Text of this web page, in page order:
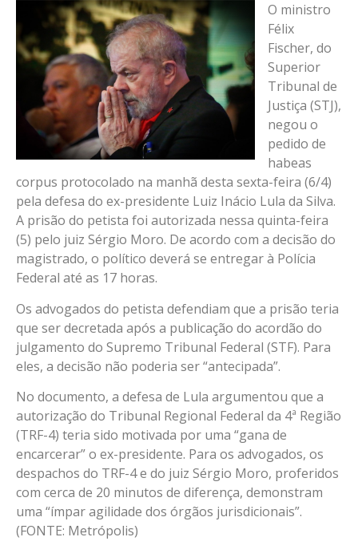
O ministro
Félix
Fischer, do
Superior
Tribunal de
Justiça (STJ),
negou o
pedido de
habeas
corpus protocolado na manhã desta sexta-feira (6/4)
pela defesa do ex-presidente Luiz Inácio Lula da Silva.
A prisão do petista foi autorizada nessa quinta-feira
(5) pelo juiz Sérgio Moro. De acordo com a decisão do
magistrado, o político deverá se entregar à Polícia
Federal até as 17 horas.
Os advogados do petista defendiam que a prisão teria
que ser decretada após a publicação do acordão do
julgamento do Supremo Tribunal Federal (STF). Para
eles, a decisão não poderia ser “antecipada”.
No documento, a defesa de Lula argumentou que a
autorização do Tribunal Regional Federal da 4ª Região
(TRF-4) teria sido motivada por uma “gana de
encarcerar” o ex-presidente. Para os advogados, os
despachos do TRF-4 e do juiz Sérgio Moro, proferidos
com cerca de 20 minutos de diferença, demonstram
uma “ímpar agilidade dos órgãos jurisdicionais”.
(FONTE: Metrópolis)